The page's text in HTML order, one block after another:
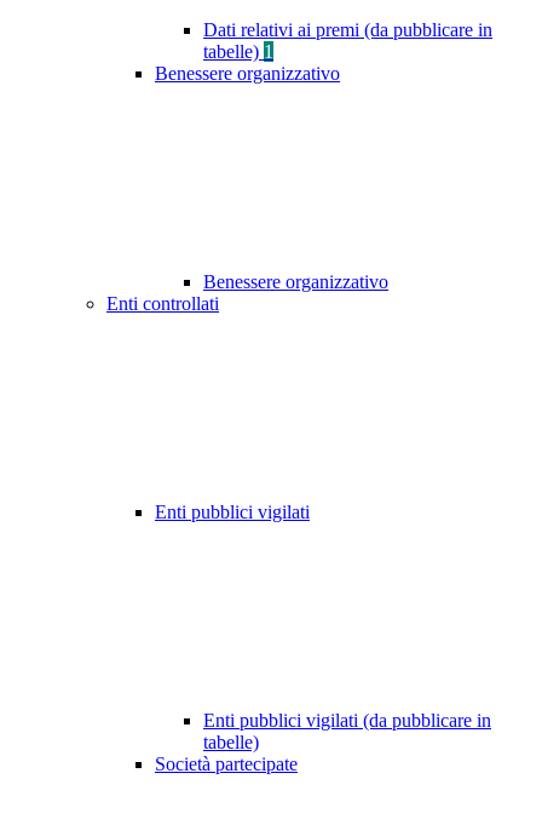
Dati relativi ai premi (da pubblicare in
tabelle) 1
Benessere organizzativo
Benessere organizzativo
Enti controllati
Enti pubblici vigilati
Enti pubblici vigilati (da pubblicare in
tabelle)
Società partecipate